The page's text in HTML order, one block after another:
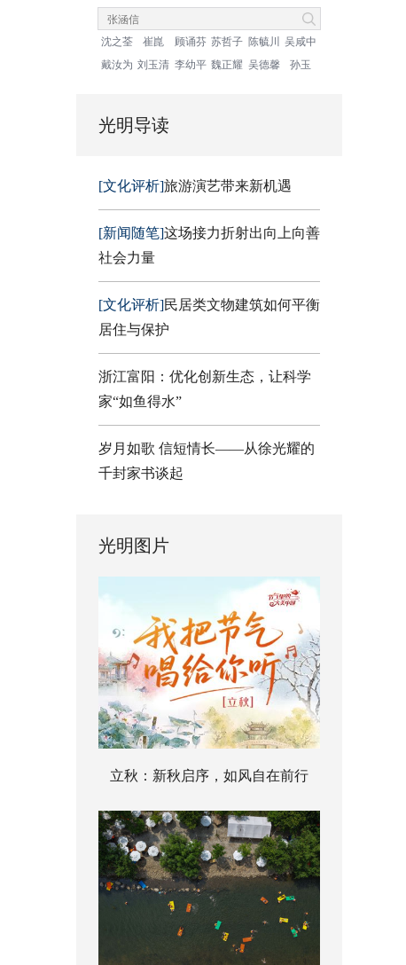
沈之荃 崔崑 顾诵芬 苏哲子 陈毓川
吴咸中
戴汝为 刘玉清 李幼平 魏正耀 吴德馨 孙玉
光明导读
[文化评析]旅游演艺带来新机遇
[新闻随笔]这场接力折射出向上向善
社会力量
[文化评析]民居类文物建筑如何平衡
居住与保护
浙江富阳：优化创新生态，让科学
家“如鱼得水”
岁月如歌 信短情长——从徐光耀的
千封家书谈起
光明图片
立秋：新秋启序，如风自在前行